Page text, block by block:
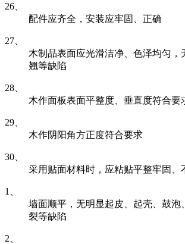
26、
配件应齐全，安装应牢固、正确
27、
木制品表面应光滑洁净、色泽均匀，
翘等缺陷
28、
木作面板表面平整度、垂直度符合要
29、
木作阴阳角方正度符合要求
30、
采用贴面材料时，应粘贴平整牢固、
1、
墙面顺平，无明显起皮、起壳、鼓泡
裂等缺陷
2、